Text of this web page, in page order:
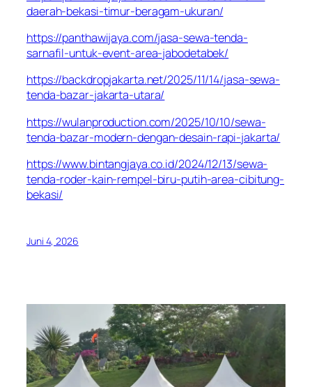
daerah-bekasi-timur-beragam-ukuran/
https://panthawijaya.com/jasa-sewa-tenda-
sarnafil-untuk-event-area-jabodetabek/
https://backdropjakarta.net/2025/11/14/jasa-sewa-
tenda-bazar-jakarta-utara/
https://wulanproduction.com/2025/10/10/sewa-
tenda-bazar-modern-dengan-desain-rapi-jakarta/
https://www.bintangjaya.co.id/2024/12/13/sewa-
tenda-roder-kain-rempel-biru-putih-area-cibitung-
bekasi/
Juni 4, 2026